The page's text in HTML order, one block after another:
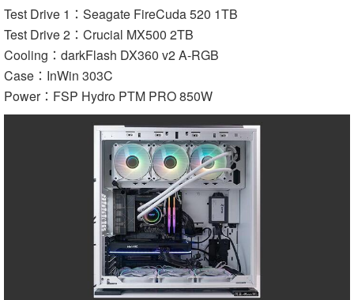
Test Drive 1：Seagate FireCuda 520 1TB
Test Drive 2：Crucial MX500 2TB
Cooling：darkFlash DX360 v2 A-RGB
Case：InWin 303C
Power：FSP Hydro PTM PRO 850W